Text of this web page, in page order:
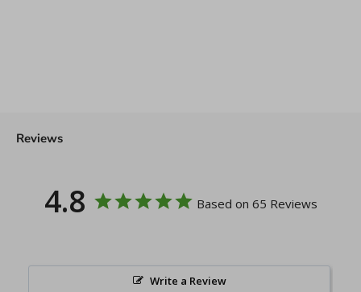
Reviews
4.8 Based on 65 Reviews
Write a Review